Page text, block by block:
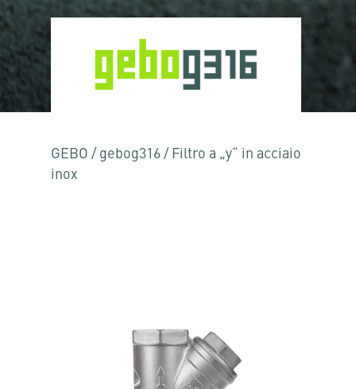
GEBO / gebog316 / Filtro a „y“ in acciaio
inox